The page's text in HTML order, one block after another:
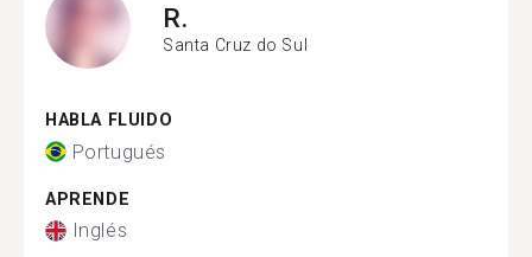
R.
Santa Cruz do Sul
HABLA FLUIDO
Portugués
APRENDE
Inglés